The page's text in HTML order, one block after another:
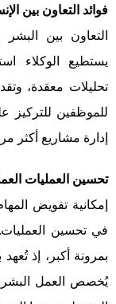
فوائد التعاون بين
التعاون بين
يستطيع الوكلاء
تحليلات معقدة،
للموظفين للتركيز
إدارة مشاريع أكثر
تحسين العمليات
إمكانية تفويض
في تحسين
بمرونة أكبر، إذ تُعهد
يُخصص العمل البشري